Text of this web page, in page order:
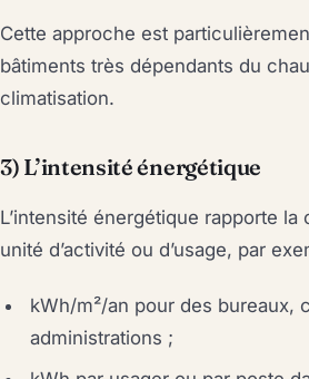
Cette approche est
bâtiments très dépendants du
climatisation.
3) L’intensité énergétique
L’intensité énergétique rapporte
unité d’activité ou d’usage, par
kWh/m²/an pour des bureaux,
administrations ;